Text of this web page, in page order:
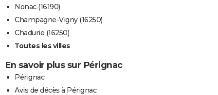
Nonac (16190)
Champagne-Vigny (16250)
Chadurie (16250)
Toutes les villes
En savoir plus sur Pérignac
Pérignac
Avis de décès à Pérignac